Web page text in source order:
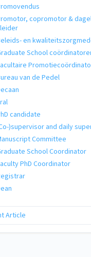
copromotor &
en
School
van de Pedel
candidate
)supervisor and daily
Committee
School Coordinator
PhD Coordinator
Article